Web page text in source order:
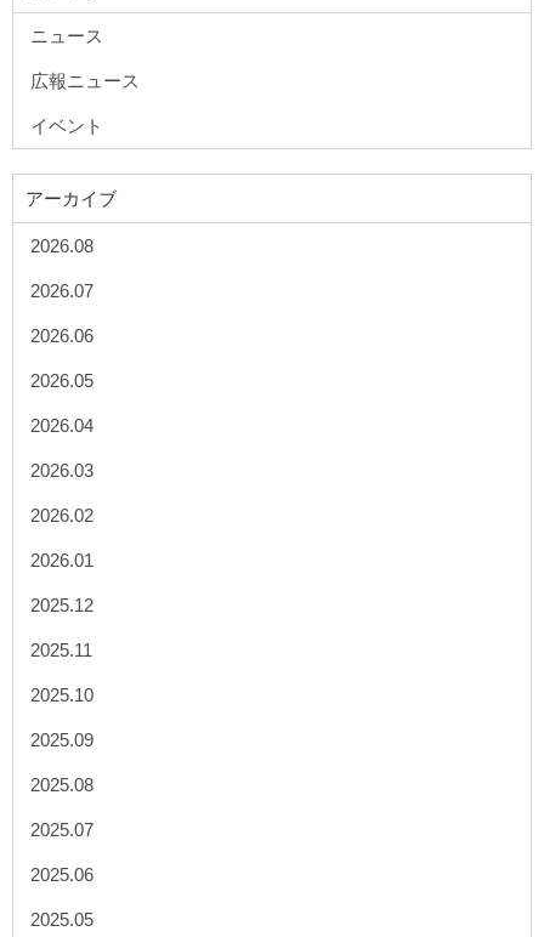
ニュース
広報ニュース
イベント
アーカイブ
2026.08
2026.07
2026.06
2026.05
2026.04
2026.03
2026.02
2026.01
2025.12
2025.11
2025.10
2025.09
2025.08
2025.07
2025.06
2025.05